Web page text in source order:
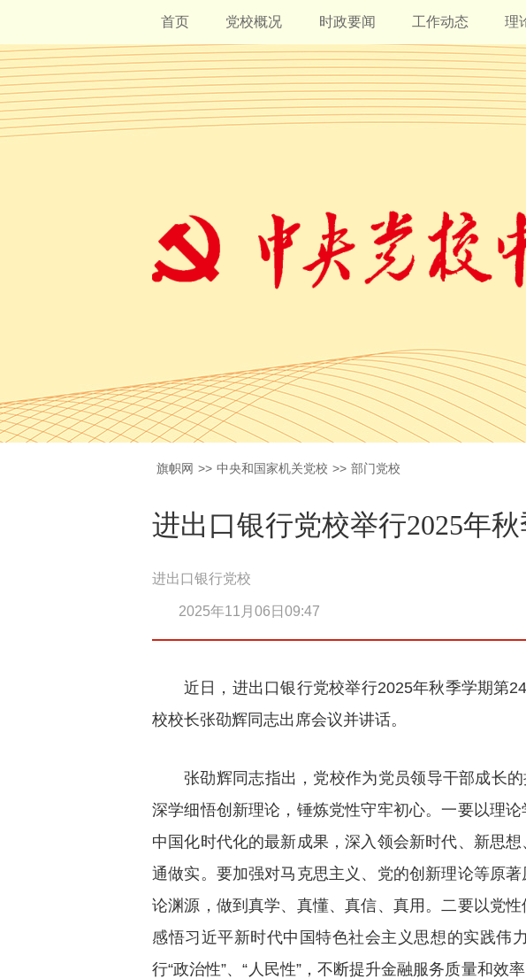
首页 党校概况 时政要闻 工作动态 理
旗帜网 >> 中央和国家机关党校 >> 部门党校
进出口银行党校举行2025年
进出口银行党校
2025年11月06日09:47
近日，进出口银行党校举行2025年秋季学期第
校校长张劭辉同志出席会议并讲话。
张劭辉同志指出，党校作为党员领导干部成长
深学细悟创新理论，锤炼党性守牢初心。一要以理
中国化时代化的最新成果，深入领会新时代、新思
通做实。要加强对马克思主义、党的创新理论等原
论渊源，做到真学、真懂、真信、真用。二要以党
感悟习近平新时代中国特色社会主义思想的实践伟
行“政治性”、“人民性”，不断提升金融服务质量和